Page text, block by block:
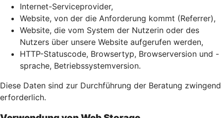
Internet-Serviceprovider,
Website, von der die Anforderung kommt (Referrer),
Website, die vom System der Nutzerin oder des
Nutzers über unsere Website aufgerufen werden,
HTTP-Statuscode, Browsertyp, Browserversion und -
sprache, Betriebssystemversion.
Diese Daten sind zur Durchführung der Beratung zwingend
erforderlich.